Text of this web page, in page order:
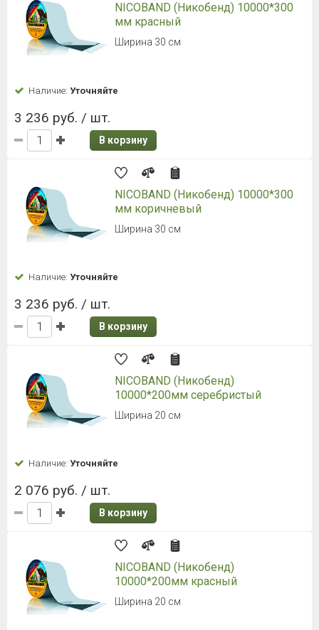
NICOBAND (Никобенд) 10000*300
мм красный
Ширина 30 см
Наличие: Уточняйте
3 236 руб. / шт.
В корзину
NICOBAND (Никобенд) 10000*300
мм коричневый
Ширина 30 см
Наличие: Уточняйте
3 236 руб. / шт.
В корзину
NICOBAND (Никобенд)
10000*200мм серебристый
Ширина 20 см
Наличие: Уточняйте
2 076 руб. / шт.
В корзину
NICOBAND (Никобенд)
10000*200мм красный
Ширина 20 см